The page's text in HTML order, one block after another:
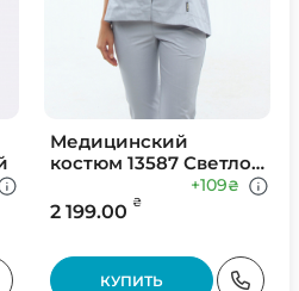
Медицинский
костюм 13587 Светло
2 199.00 ₴
+109₴
КУПИТЬ